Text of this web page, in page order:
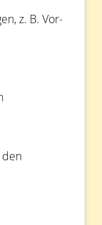
z. B. Vor-
den